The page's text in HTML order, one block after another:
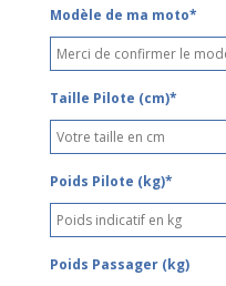
Modèle de ma moto*
Taille Pilote (cm)*
Poids Pilote (kg)*
Poids Passager (kg)